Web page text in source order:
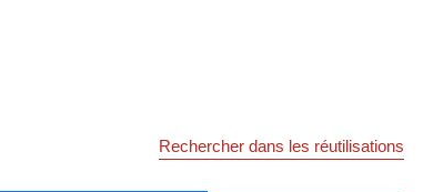
Rechercher dans les réutilisations